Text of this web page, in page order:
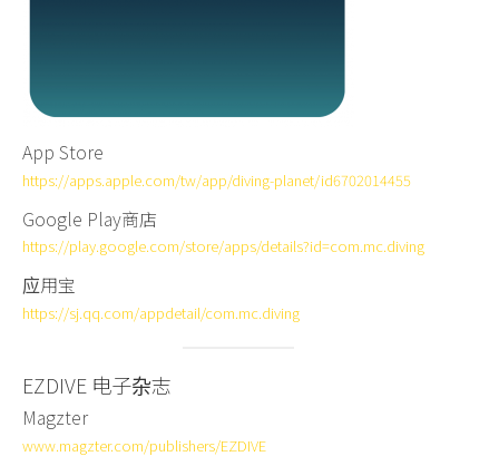
App Store
https://apps.apple.com/tw/app/diving-planet/id6702014455
Google Play商店
https://play.google.com/store/apps/details?id=com.mc.diving
应用宝
https://sj.qq.com/appdetail/com.mc.diving
EZDIVE 电子杂志
Magzter
www.magzter.com/publishers/EZDIVE